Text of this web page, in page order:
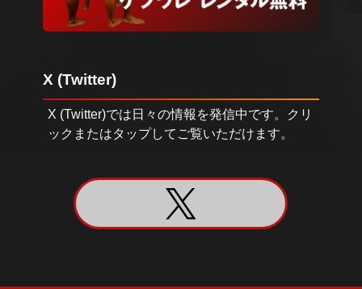
X (Twitter)
X (Twitter)では日々の情報を発信中です。クリ
ックまたはタップしてご覧いただけます。